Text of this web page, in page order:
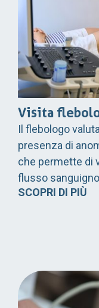
Visita
Il flebologo
presenza di
che permette di
flusso
SCOPRI DI PIÙ